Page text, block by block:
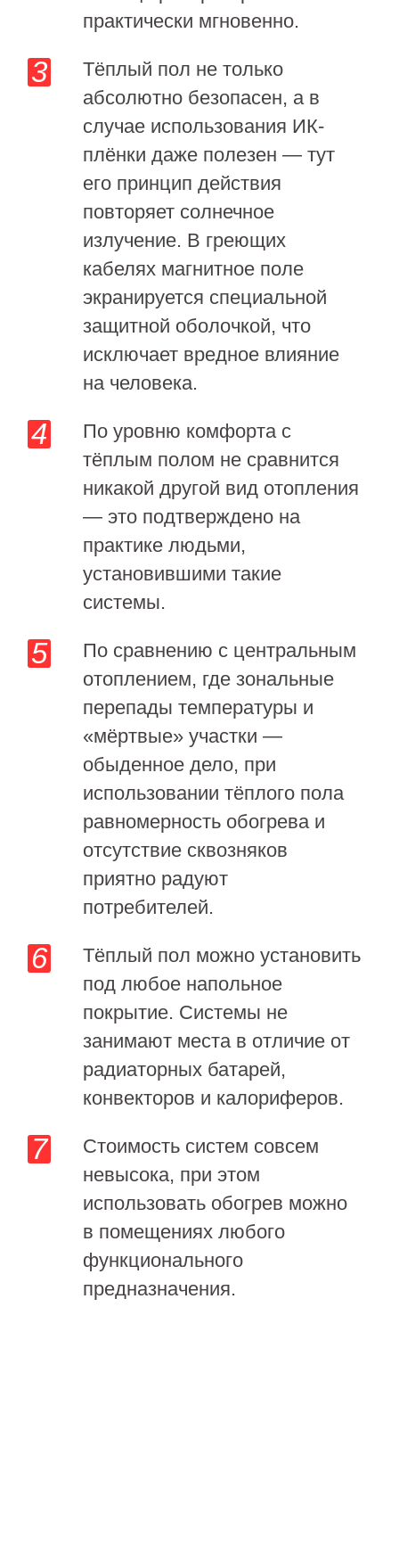
практически мгновенно.
Тёплый пол не только
абсолютно безопасен, а в
случае использования ИК-
плёнки даже полезен — тут
его принцип действия
повторяет солнечное
излучение. В греющих
кабелях магнитное поле
экранируется специальной
защитной оболочкой, что
исключает вредное влияние
на человека.
По уровню комфорта с
тёплым полом не сравнится
никакой другой вид отопления
— это подтверждено на
практике людьми,
установившими такие
системы.
По сравнению с центральным
отоплением, где зональные
перепады температуры и
«мёртвые» участки —
обыденное дело, при
использовании тёплого пола
равномерность обогрева и
отсутствие сквозняков
приятно радуют
потребителей.
Тёплый пол можно установить
под любое напольное
покрытие. Системы не
занимают места в отличие от
радиаторных батарей,
конвекторов и калориферов.
Стоимость систем совсем
невысока, при этом
использовать обогрев можно
в помещениях любого
функционального
предназначения.